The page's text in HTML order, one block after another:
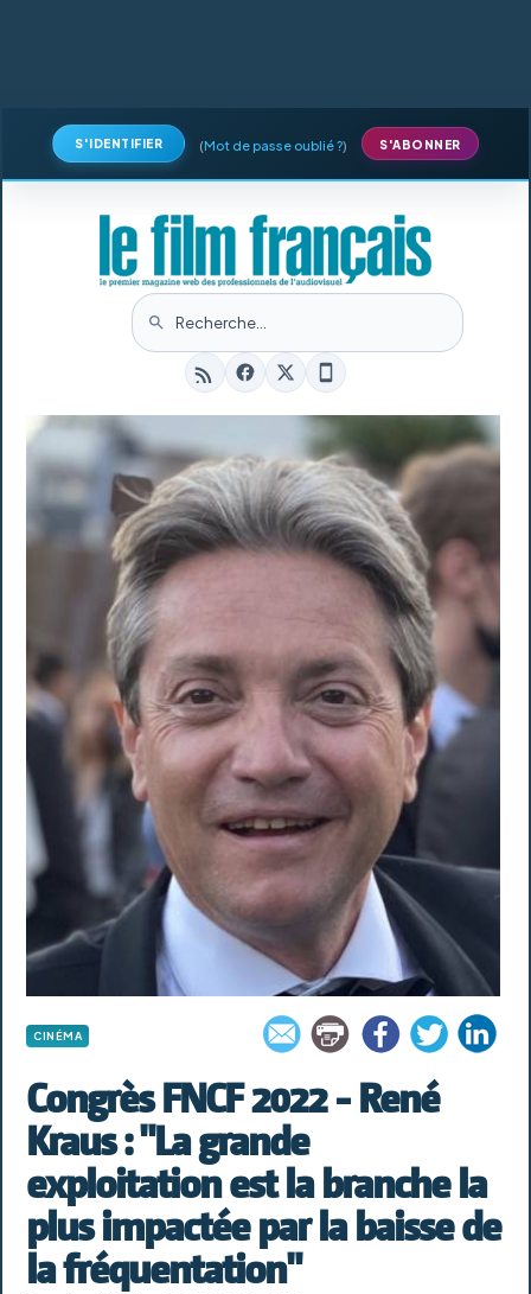
S'IDENTIFIER (Mot de passe oublié ?) S'ABONNER
CINÉMA
Congrès FNCF 2022 - René
Kraus : "La grande
exploitation est la branche la
plus impactée par la baisse de
la fréquentation"